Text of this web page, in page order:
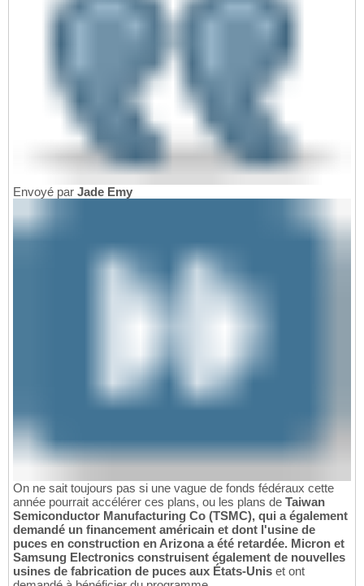
Envoyé par Jade Emy
On ne sait toujours pas si une vague de fonds fédéraux cette
année pourrait accélérer ces plans, ou les plans de Taiwan
Semiconductor Manufacturing Co (TSMC), qui a également
demandé un financement américain et dont l'usine de
puces en construction en Arizona a été retardée. Micron et
Samsung Electronics construisent également de nouvelles
usines de fabrication de puces aux États-Unis et ont